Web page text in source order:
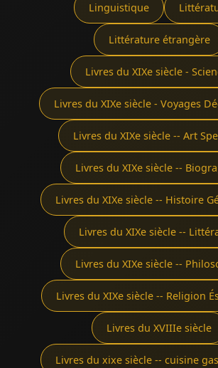
Linguistique
Littérature étrangère
Livres du XIXe siècle -
Livres du XIXe siècle - Voyages
Livres du XIXe siècle -- Art
Livres du XIXe siècle --
Livres du XIXe siècle -- Histoire
Livres du XIXe siècle --
Livres du XIXe siècle --
Livres du XIXe siècle -- Religion
Livres du XVIIIe siècle
Livres du xixe siècle -- cuisine